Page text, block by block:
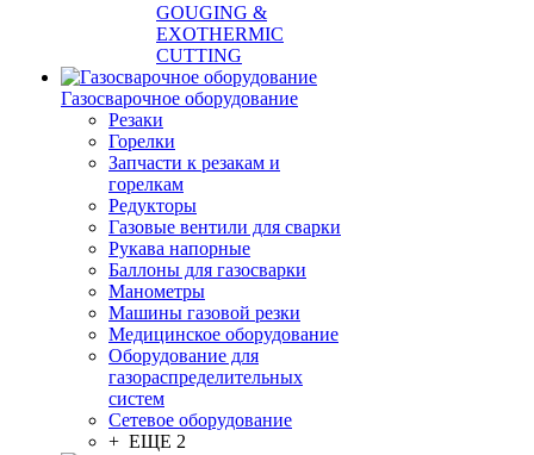
GOUGING &
EXOTHERMIC
CUTTING
Газосварочное оборудование
Резаки
Горелки
Запчасти к резакам и
горелкам
Редукторы
Газовые вентили для сварки
Рукава напорные
Баллоны для газосварки
Манометры
Машины газовой резки
Медицинское оборудование
Оборудование для
газораспределительных
систем
Сетевое оборудование
+ ЕЩЕ 2